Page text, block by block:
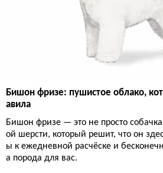
Бишон фризе: пушистое облако,
авила
Бишон фризе — это не просто
ой шерсти, который решит, что он
ы к ежедневной расчёске и
а порода для вас.